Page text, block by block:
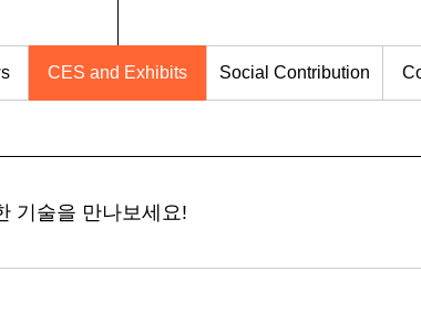
CES and Exhibits Social Contribution
기술을 만나보세요!